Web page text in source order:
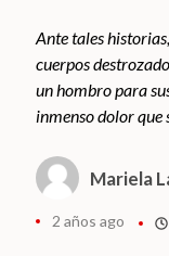
Ante tales
cuerpos
un hombro para
inmenso dolor que
Mariela
2 años ago